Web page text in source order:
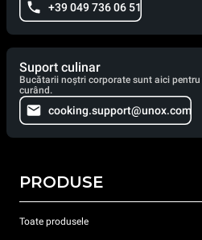
+39 049 736 06 51
Suport culinar
Bucătarii noștri corporate sunt aici
curând.
cooking.support@unox.com
PRODUSE
Toate produsele